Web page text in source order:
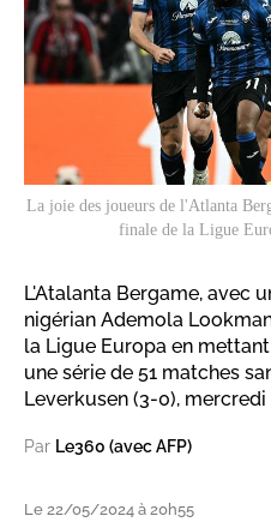
La joie des joueurs de l'Atlanta
finale de la Ligue
L'Atalanta Bergame, avec
nigérian Ademola
la Ligue Europa en
une série de 51 matches
Leverkusen (3-0),
Par Le360 (avec AFP)
Le 22/05/2024 à 20h55